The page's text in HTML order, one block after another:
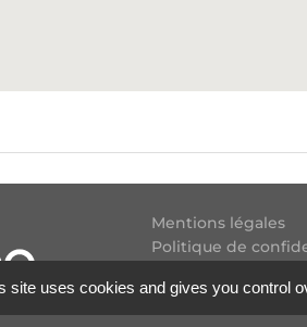
Mentions légales
Politique de
2026
site uses cookies and gives you control